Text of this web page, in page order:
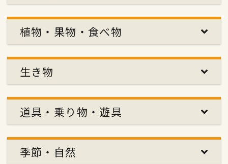
植物・果物・食べ物
生き物
道具・乗り物・遊具
季節・自然